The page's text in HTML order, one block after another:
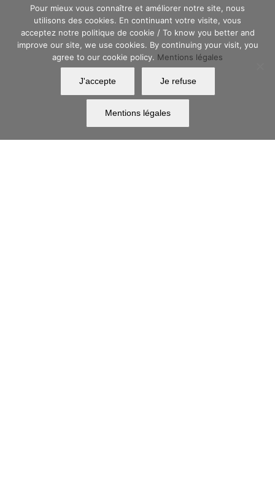
Rencontres Industries Bio-Santé Aquitaine
Euskadi
Agenda
Pour mieux vous connaître et améliorer notre site, nous
utilisons des cookies. En continuant votre visite, vous
acceptez notre politique de cookie / To know you better and
improve our site, we use cookies. By continuing your visit, you
agree to our cookie policy. Mentions légales
J'accepte Je refuse
Mentions légales